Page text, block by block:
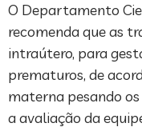
O Departamento
recomenda que as
intraútero, para
prematuros, de
materna pesando
a avaliação da